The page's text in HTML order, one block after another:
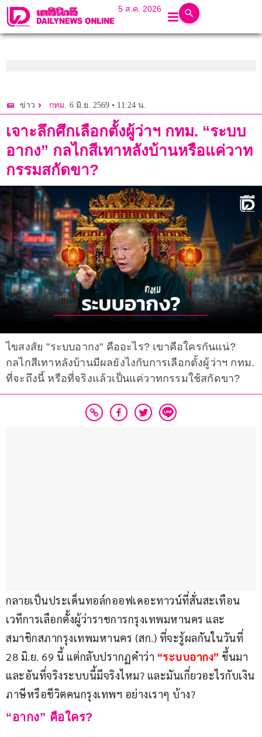
5 ส.ค. 2026
ข่าว กทม. 6 มิ.ย. 2569 • 11:24 น.
เจาะลึกศึกเลือกตั้งผู้ว่าฯ กทม. “ระบบ
อากง” กลไกสีเทาหลังบ้านหรือแค่วาท
กรรมสกัดขา?
ไขสงสัย "ระบบอากง" คืออะไร? เขาคือใครกันแน่?
กลไกสีเทาหลังบ้านมีผลยังไงกับการเลือกตั้งผู้ว่าฯ กทม.
ที่จะถึงนี้ หรือที่จริงแล้วเป็นแค่วาทกรรมใช้สกัดขา?
กลายเป็นประเด็นทอล์กออฟเดอะทาวน์ที่สั่นสะเทือน
เวทีการเลือกตั้งผู้ว่าราชการกรุงเทพมหานคร และ
สมาชิกสภากรุงเทพมหานคร (สก.) ที่จะรู้ผลกันในวันที่
28 มิ.ย. 69 นี้ แต่กลับปรากฏคำว่า “ระบบอากง” ขึ้นมา
และอันที่จริงระบบนี้มีจริงไหม? และมันเกี่ยวอะไรกับเงิน
ภาษีหรือชีวิตคนกรุงเทพฯ อย่างเราๆ บ้าง?
“อากง” คือใคร?